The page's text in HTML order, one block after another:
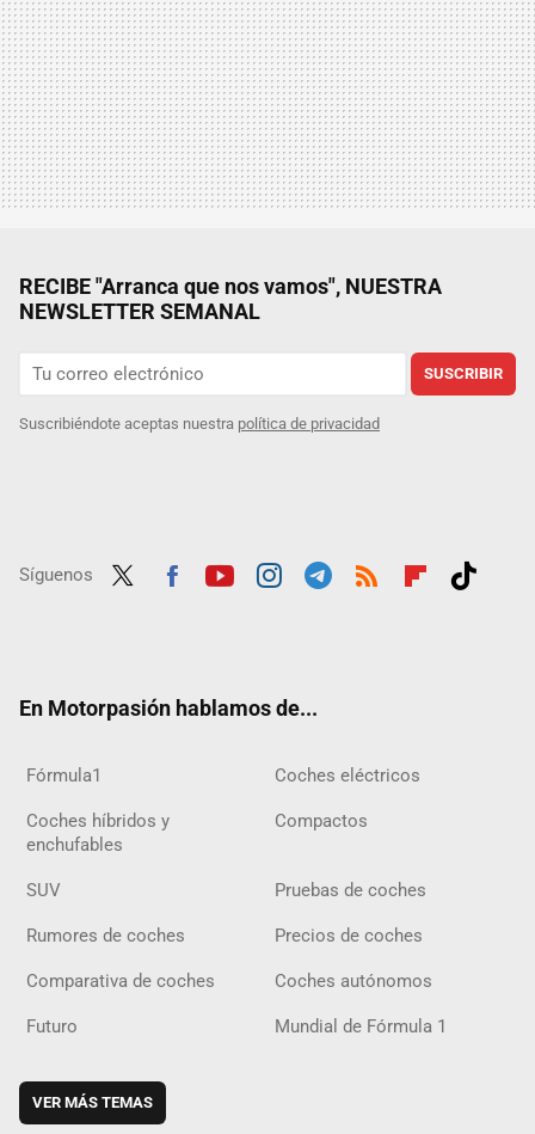
RECIBE "Arranca que nos vamos", NUESTRA
NEWSLETTER SEMANAL
SUSCRIBIR
Suscribiéndote aceptas nuestra política de privacidad
Síguenos
En Motorpasión hablamos de...
Fórmula1 Coches eléctricos
Coches híbridos y
enchufables
Compactos
SUV Pruebas de coches
Rumores de coches Precios de coches
Comparativa de coches Coches autónomos
Futuro Mundial de Fórmula 1
VER MÁS TEMAS